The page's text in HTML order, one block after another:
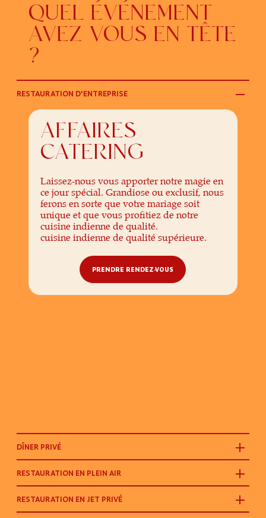
QUEL ÉVÉNEMENT
AVEZ-VOUS EN TÊTE
?
RESTAURATION D'ENTREPRISE
AFFAIRES
CATERING
Laissez-nous vous apporter notre magie en
ce jour spécial. Grandiose ou exclusif, nous
ferons en sorte que votre mariage soit
unique et que vous profitiez de notre
cuisine indienne de qualité.
cuisine indienne de qualité supérieure.
PRENDRE RENDEZ-VOUS
DÎNER PRIVÉ
RESTAURATION EN PLEIN AIR
RESTAURATION EN JET PRIVÉ